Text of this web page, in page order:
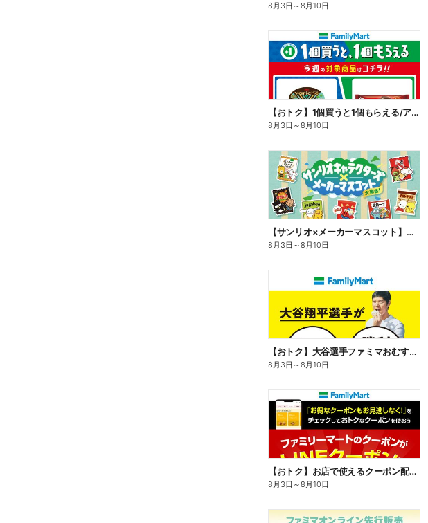
8月3日 ～8月10日
【おトク】1個買うと1個もらえる/アイス
8月3日 ～8月10日
【サンリオ×メーカーマスコット】オリジナルグッズ貰える!
8月3日 ～8月10日
【おトク】大谷選手ファミマおむすび割
8月3日 ～8月10日
【おトク】お店で使えるクーポン配信中
8月3日 ～8月10日